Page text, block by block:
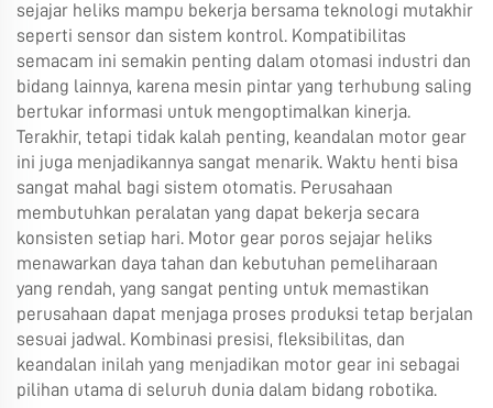
sejajar heliks mampu bekerja bersama teknologi mutakhir
seperti sensor dan sistem kontrol. Kompatibilitas
semacam ini semakin penting dalam otomasi industri dan
bidang lainnya, karena mesin pintar yang terhubung saling
bertukar informasi untuk mengoptimalkan kinerja.
Terakhir, tetapi tidak kalah penting, keandalan motor gear
ini juga menjadikannya sangat menarik. Waktu henti bisa
sangat mahal bagi sistem otomatis. Perusahaan
membutuhkan peralatan yang dapat bekerja secara
konsisten setiap hari. Motor gear poros sejajar heliks
menawarkan daya tahan dan kebutuhan pemeliharaan
yang rendah, yang sangat penting untuk memastikan
perusahaan dapat menjaga proses produksi tetap berjalan
sesuai jadwal. Kombinasi presisi, fleksibilitas, dan
keandalan inilah yang menjadikan motor gear ini sebagai
pilihan utama di seluruh dunia dalam bidang robotika.